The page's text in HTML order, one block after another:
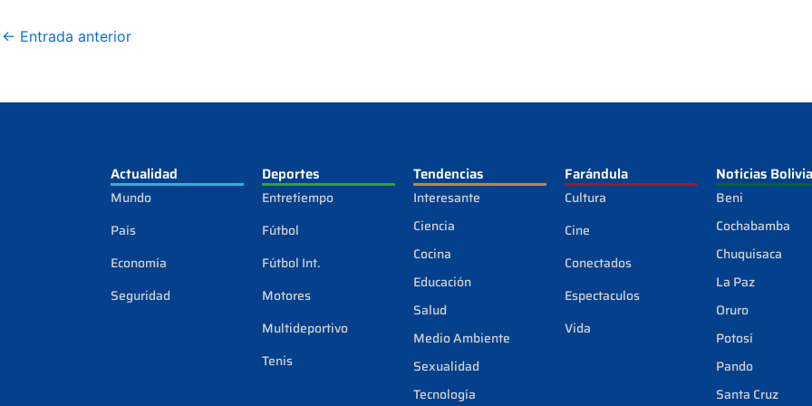
← Entrada anterior
Actualidad
Mundo
País
Economía
Seguridad
Deportes
Entretiempo
Fútbol
Fútbol Int.
Motores
Multideportivo
Tenis
Tendencias
Interesante
Ciencia
Cocina
Educación
Salud
Medio Ambiente
Sexualidad
Tecnología
Farándula
Cultura
Cine
Conectados
Espectaculos
Vida
Noticias Bolivia
Beni
Cochabamba
Chuquisaca
La Paz
Oruro
Potosí
Pando
Santa Cruz